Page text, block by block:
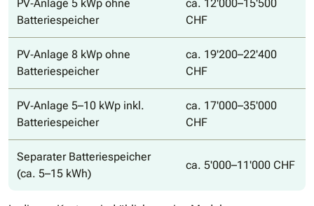
PV‐Anlage 5 kWp ohne
Batteriespeicher
ca. 12'000–15'500
CHF
PV‐Anlage 8 kWp ohne
Batteriespeicher
ca. 19'200–22'400
CHF
PV‐Anlage 5–10 kWp inkl.
Batteriespeicher
ca. 17'000–35'000
CHF
Separater Batteriespeicher
(ca. 5–15 kWh)
ca. 5'000–11'000 CHF